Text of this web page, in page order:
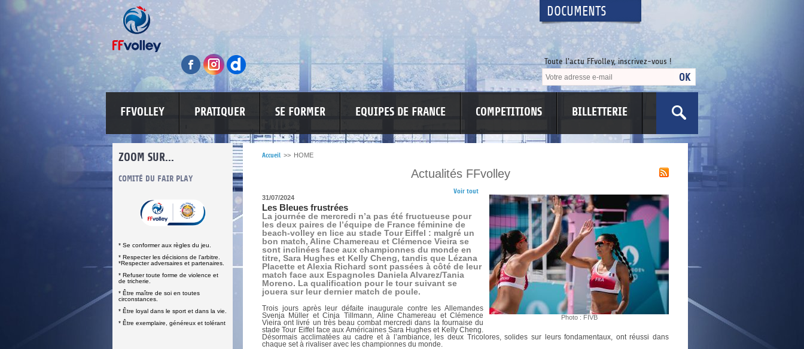
DOCUMENTS
Toute l'actu FFvolley, inscrivez-vous !
FFVOLLEY PRATIQUER SE FORMER EQUIPES DE FRANCE COMPETITIONS BILLETTERIE
ZOOM SUR...
DOCUMENTS UTILES
CLIQUEZ ICI
COMITÉ DU FAIR PLAY
* Se conformer aux règles du jeu.
* Respecter les décisions de l’arbitre.
*Respecter adversaires et partenaires.
* Refuser toute forme de violence et
de tricherie.
* Être maître de soi en toutes
circonstances.
* Être loyal dans le sport et dans la vie.
* Être exemplaire, généreux et tolérant
LUTTE CONTRE LES VIOLENCES INFORMATIONS CORONAVIRUS
DOCUMENTS UTILES
SITUATION SANITAIRE
COVID-19
>CLIQUEZ ICI
Accueil >> HOME
Actualités FFvolley
Voir tout
Photo : FIVB
31/07/2024
Les Bleues frustrées
La journée de mercredi n’a pas été fructueuse pour
les deux paires de l’équipe de France féminine de
beach-volley en lice au stade Tour Eiffel : malgré un
bon match, Aline Chamereau et Clémence Vieira se
sont inclinées face aux championnes du monde en
titre, Sara Hughes et Kelly Cheng, tandis que Lézana
Placette et Alexia Richard sont passées à côté de leur
match face aux Espagnoles Daniela Alvarez/Tania
Moreno. La qualification pour le tour suivant se
jouera sur leur dernier match de poule.
Trois jours après leur défaite inaugurale contre les Allemandes
Svenja Müller et Cinja Tillmann, Aline Chamereau et Clémence
Vieira ont livré un très beau combat mercredi dans la fournaise du
stade Tour Eiffel face aux Américaines Sara Hughes et Kelly Cheng.
Désormais acclimatées au cadre et à l’ambiance, les deux Tricolores, solides sur leurs fondamentaux, ont réussi dans
chaque set à rivaliser avec les championnes du monde.